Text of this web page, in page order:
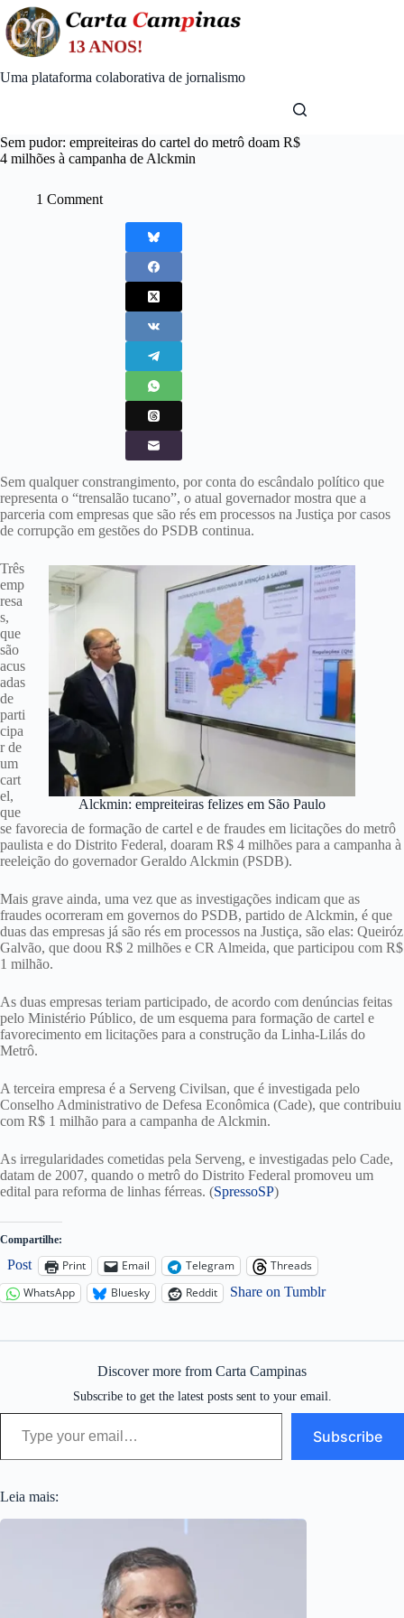
Skip
to
content
Uma plataforma colaborativa de jornalismo
Sem pudor: empreiteiras do cartel do metrô doam R$
4 milhões à campanha de Alckmin
1 Comment
Sem qualquer constrangimento, por conta do escândalo político que
representa o “trensalão tucano”, o atual governador mostra que a
parceria com empresas que são rés em processos na Justiça por casos
de corrupção em gestões do PSDB continua.
Alckmin: empreiteiras felizes em São Paulo
Três
emp
resa
s,
que
são
acus
adas
de
parti
cipa
r de
um
cart
el,
que
se favorecia de formação de cartel e de fraudes em licitações do metrô
paulista e do Distrito Federal, doaram R$ 4 milhões para a campanha à
reeleição do governador Geraldo Alckmin (PSDB).
Mais grave ainda, uma vez que as investigações indicam que as
fraudes ocorreram em governos do PSDB, partido de Alckmin, é que
duas das empresas já são rés em processos na Justiça, são elas: Queiróz
Galvão, que doou R$ 2 milhões e CR Almeida, que participou com R$
1 milhão.
As duas empresas teriam participado, de acordo com denúncias feitas
pelo Ministério Público, de um esquema para formação de cartel e
favorecimento em licitações para a construção da Linha-Lilás do
Metrô.
A terceira empresa é a Serveng Civilsan, que é investigada pelo
Conselho Administrativo de Defesa Econômica (Cade), que contribuiu
com R$ 1 milhão para a campanha de Alckmin.
As irregularidades cometidas pela Serveng, e investigadas pelo Cade,
datam de 2007, quando o metrô do Distrito Federal promoveu um
edital para reforma de linhas férreas. (SpressoSP)
Compartilhe:
Post Print Email Telegram
Threads
WhatsApp
Bluesky Reddit Share on Tumblr
Discover more from Carta Campinas
Subscribe to get the latest posts sent to your email.
Type your email…
Subscribe
Leia mais: